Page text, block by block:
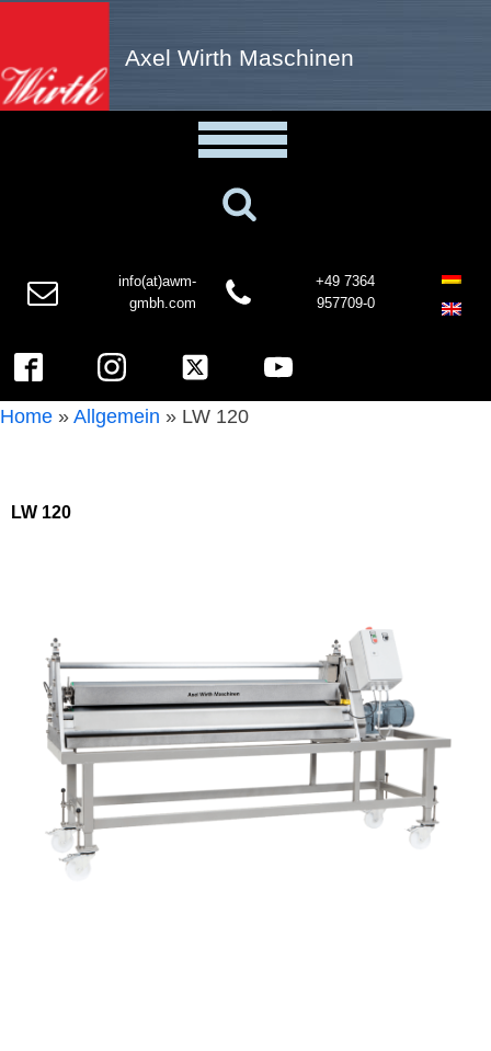
Axel Wirth Maschinen
info(at)awm-
gmbh.com
+49 7364
957709-0
Home » Allgemein » LW 120
LW 120